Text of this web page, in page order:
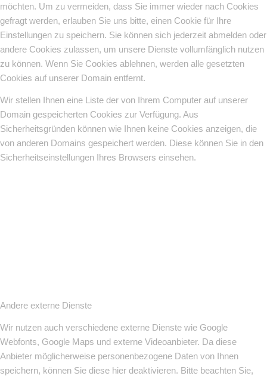
möchten. Um zu vermeiden, dass Sie immer wieder nach Cookies
gefragt werden, erlauben Sie uns bitte, einen Cookie für Ihre
Einstellungen zu speichern. Sie können sich jederzeit abmelden oder
andere Cookies zulassen, um unsere Dienste vollumfänglich nutzen
zu können. Wenn Sie Cookies ablehnen, werden alle gesetzten
Cookies auf unserer Domain entfernt.
Wir stellen Ihnen eine Liste der von Ihrem Computer auf unserer
Domain gespeicherten Cookies zur Verfügung. Aus
Sicherheitsgründen können wie Ihnen keine Cookies anzeigen, die
von anderen Domains gespeichert werden. Diese können Sie in den
Sicherheitseinstellungen Ihres Browsers einsehen.
Andere externe Dienste
Wir nutzen auch verschiedene externe Dienste wie Google
Webfonts, Google Maps und externe Videoanbieter. Da diese
Anbieter möglicherweise personenbezogene Daten von Ihnen
speichern, können Sie diese hier deaktivieren. Bitte beachten Sie,